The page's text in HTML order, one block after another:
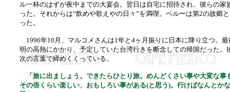
ル一杯のはずが夜中までの大宴会。翌日は自宅に招待され、彼らの家
った。それからは“飲めや歌えやの日々”を満喫。ペルーは第2の故郷
った。
1996年10月、マルコメさんは1年と4ヶ月振りに日本に降り立つ。
明の高熱にかかり、予定していた台湾行きを断念しての帰国だった。
次の言葉で締めくくっている。
「旅に出ましょう。できたらひとり旅。めんどくさい事や大変な事
その倍くらい楽しい、おもしろい事がある(と思う)。行けばなんとか